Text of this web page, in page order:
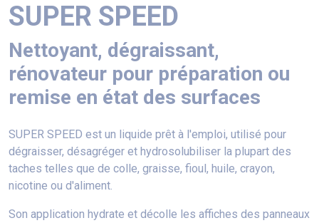
SUPER SPEED
Nettoyant, dégraissant,
rénovateur pour préparation ou
remise en état des surfaces
SUPER SPEED est un liquide prêt à l'emploi, utilisé pour
dégraisser, désagréger et hydrosolubiliser la plupart des
taches telles que de colle, graisse, fioul, huile, crayon,
nicotine ou d'aliment.
Son application hydrate et décolle les affiches des panneaux